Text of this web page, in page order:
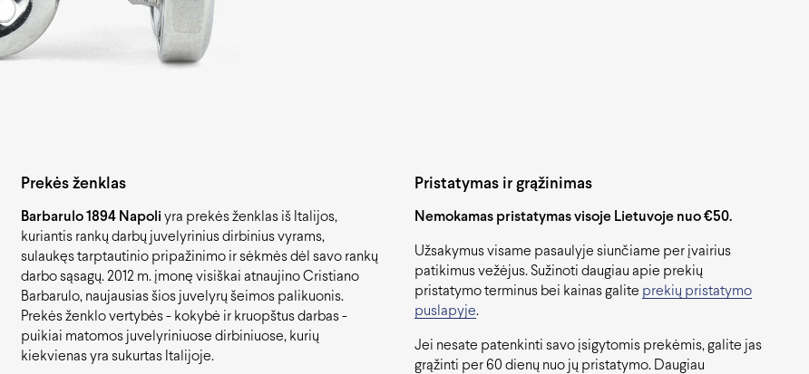
Prekės ženklas
Barbarulo 1894 Napoli yra prekės ženklas iš Italijos,
kuriantis rankų darbų juvelyrinius dirbinius vyrams,
sulaukęs tarptautinio pripažinimo ir sėkmės dėl savo rankų
darbo sąsagų. 2012 m. įmonę visiškai atnaujino Cristiano
Barbarulo, naujausias šios juvelyrų šeimos palikuonis.
Prekės ženklo vertybės - kokybė ir kruopštus darbas -
puikiai matomos juvelyriniuose dirbiniuose, kurių
kiekvienas yra sukurtas Italijoje.
Pristatymas ir grąžinimas
Nemokamas pristatymas visoje Lietuvoje nuo €50.
Užsakymus visame pasaulyje siunčiame per įvairius
patikimus vežėjus. Sužinoti daugiau apie prekių
pristatymo terminus bei kainas galite prekių pristatymo
puslapyje.
Jei nesate patenkinti savo įsigytomis prekėmis, galite jas
grąžinti per 60 dienų nuo jų pristatymo. Daugiau